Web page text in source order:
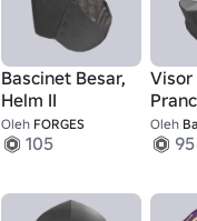
Bascinet Besar,
Helm II
Oleh FORGES
105
Visor
Oleh
95